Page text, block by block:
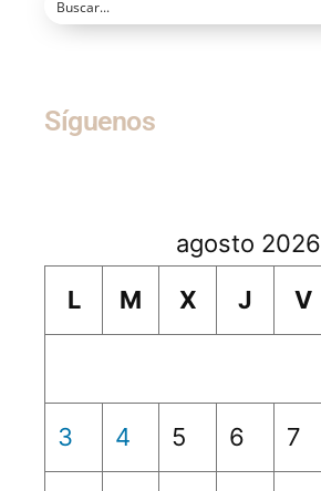
Síguenos
agosto 2026
L
M X J V
3 4 5 6 7